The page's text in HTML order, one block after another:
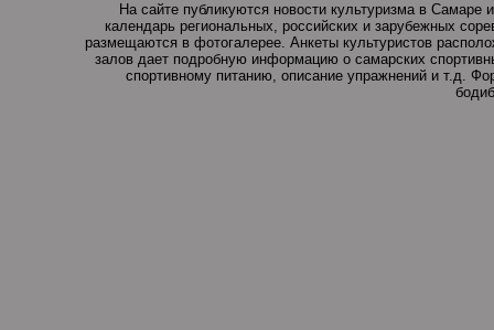
На сайте публикуются новости культуризма в
календарь региональных, российских и зарубежных
размещаются в фотогалерее. Анкеты культуристов
залов дает подробную информацию о самарских
спортивному питанию, описание упражнений и т.д.